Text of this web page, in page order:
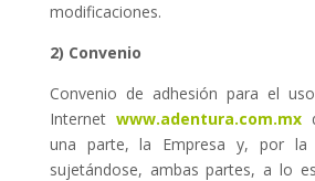
modificaciones.
2) Convenio
Convenio de adhesión para el
Internet www.adentura.com.mx
una parte, la Empresa y, por la
sujetándose, ambas partes, a lo